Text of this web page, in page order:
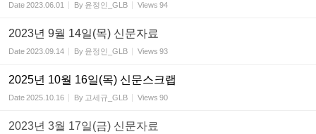
Date2023.06.01 By 윤정인_GLB Views 94
2023년 9월 14일(목) 신문자료
Date2023.09.14 By 윤정인_GLB Views 93
2025년 10월 16일(목) 신문스크랩
Date2025.10.16 By 고세규_GLB Views 90
2023년 3월 17일(금) 신문자료